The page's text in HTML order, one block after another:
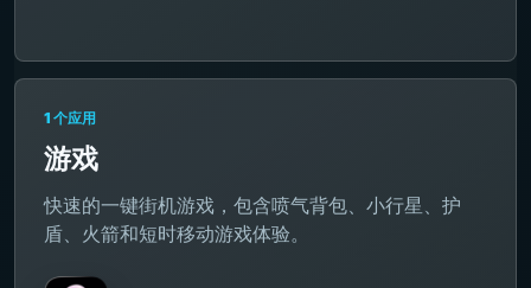
1 个应用
游戏
快速的一键街机游戏，包含喷气背包、小行星、护
盾、火箭和短时移动游戏体验。